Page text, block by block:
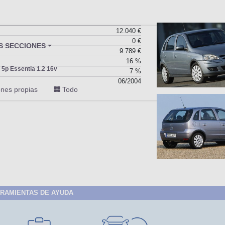
SECCIONES
Essentia 1.2 16v
propias Todo
12.040 €
0 €
9.789 €
16 %
7 %
06/2004
DE AYUDA